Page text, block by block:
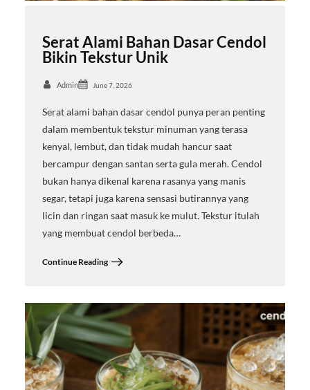
Serat Alami Bahan Dasar Cendol
Bikin Tekstur Unik
Admin June 7, 2026
Serat alami bahan dasar cendol punya peran penting
dalam membentuk tekstur minuman yang terasa
kenyal, lembut, dan tidak mudah hancur saat
bercampur dengan santan serta gula merah. Cendol
bukan hanya dikenal karena rasanya yang manis
segar, tetapi juga karena sensasi butirannya yang
licin dan ringan saat masuk ke mulut. Tekstur itulah
yang membuat cendol berbeda…
Continue Reading